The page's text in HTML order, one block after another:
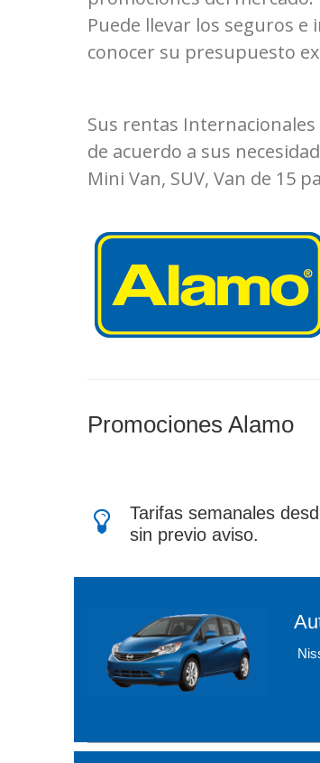
Puede llevar los seguros e
conocer su presupuesto
Sus rentas
de acuerdo a sus
Mini Van, SUV, Van de 15
Promociones Alamo
Tarifas semanales
sin previo aviso.